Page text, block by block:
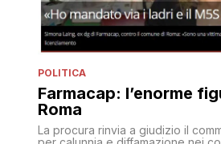
POLITICA
Farmacap: l’enorme
Roma
La procura rinvia a giudizio il